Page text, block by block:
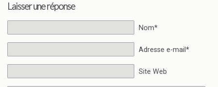
Laisser une réponse
Nom*
Adresse e-mail*
Site Web